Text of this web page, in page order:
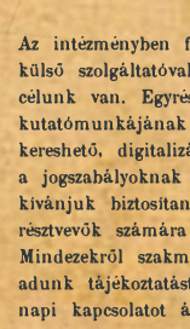
Az
külső
célunk van.
kereshető,
a jogszabályoknak
kívánjuk
résztvevők
Mindezekről
adunk
napi kapcsolatot